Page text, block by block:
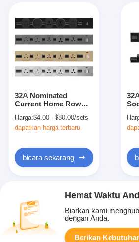
32A Nominated
Current Home Row
Wireless Surface-
Mounted Splash-Proof
Harga:$4.00 - $80.00/sets
dapatkan harga terbaru
bicara sekarang
Hemat Waktu
Biarkan kami
dengan Anda.
Berikan